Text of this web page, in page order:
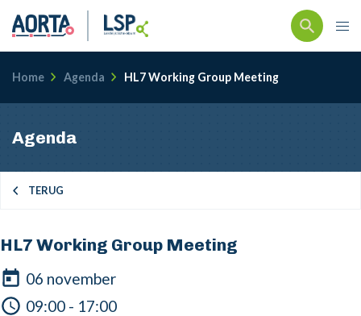
Kruimelpad
Home Agenda HL7 Working Group Meeting
Agenda
TERUG
HL7 Working Group Meeting
06 november
09:00 - 17:00